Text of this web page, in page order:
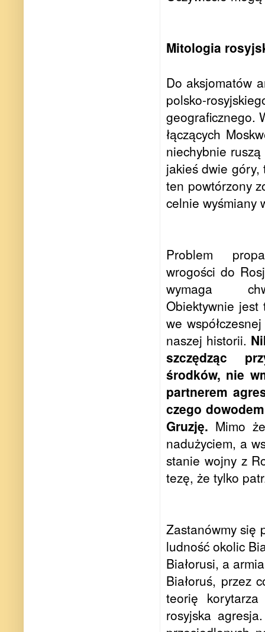
Mitologia
Do aksjomatów
polsko-
geograficznego.
łączących
niechybnie
jakieś dwie góry,
ten powtórzony
celnie wyśmiany
Problem
wrogości do
wymaga
Obiektywnie
we
naszej historii.
szczędząc
środków, nie
partnerem
czego
Gruzję. Mimo
nadużyciem, a
stanie wojny z
tezę, że tylko
Zastanówmy się
ludność okolic
Białorusi, a
Białoruś, przez
teorię korytarza
rosyjska